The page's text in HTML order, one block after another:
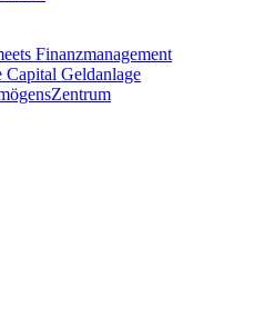
Finanzmanagement
Capital Geldanlage